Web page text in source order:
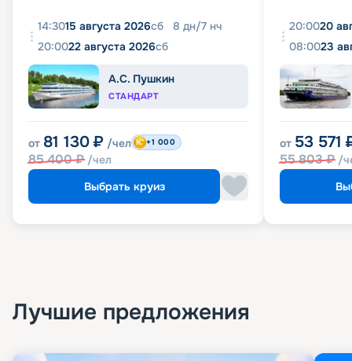
14:3015 августа 2026сб 8 дн/7 нч
20:0022 августа 2026сб
А.С. Пушкин
СТАНДАРТ
от 81 130 ₽ /чел
85 400₽ /чел
+1 000
Выбрать круиз
20:0020
08:0023
от 53 571
55 803₽ /
Лучшие предложения